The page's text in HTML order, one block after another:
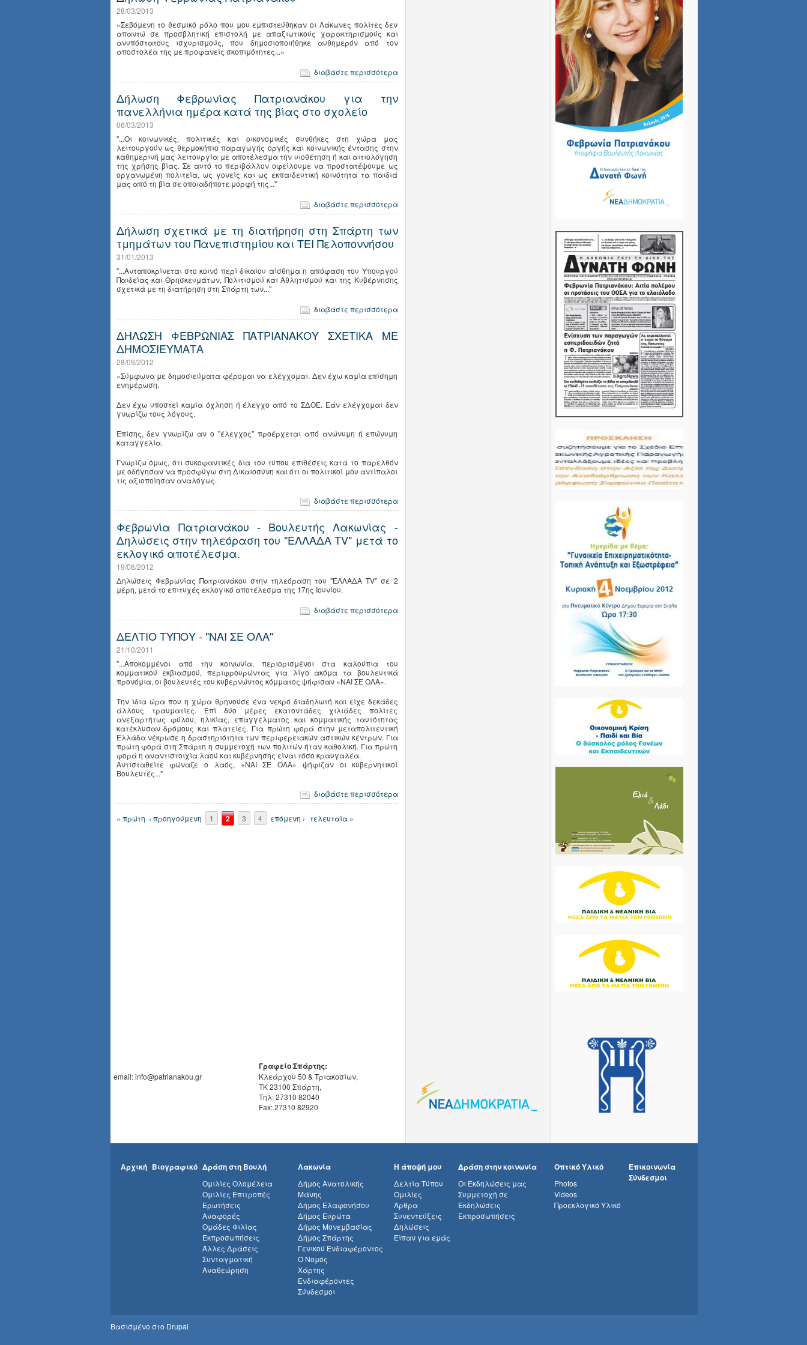
28/03/2013
«Σεβόμενη το θεσμικό ρόλο που μου εμπιστεύθηκαν οι Λάκωνες πολίτες δεν
απαντώ σε προσβλητική επιστολή με απαξιωτικούς χαρακτηρισμούς και
ανυπόστατους ισχυρισμούς, που δημοσιοποιήθηκε αυθημερόν από τον
αποστολέα της με προφανείς σκοπιμότητες...»
διαβάστε περισσότερα
Δήλωση Φεβρωνίας Πατριανάκου για την
πανελλήνια ημέρα κατά της βίας στο σχολείο
06/03/2013
"...Οι κοινωνικές, πολιτικές και οικονομικές συνθήκες στη χώρα μας
λειτουργούν ως θερμοκήπιο παραγωγής οργής και κοινωνικής έντασης στην
καθημερινή μας λειτουργία με αποτέλεσμα την υιοθέτηση ή και αιτιολόγηση
της χρήσης βίας. Σε αυτό το περιβάλλον οφείλουμε να προστατέψουμε ως
οργανωμένη πολιτεία, ως γονείς και ως εκπαιδευτική κοινότητα τα παιδιά
μας από τη βία σε οποιαδήποτε μορφή της..."
διαβάστε περισσότερα
Δήλωση σχετικά με τη διατήρηση στη Σπάρτη των
τμημάτων του Πανεπιστημίου και ΤΕΙ Πελοποννήσου
31/01/2013
"...Ανταποκρίνεται στο κοινό περί δικαίου αίσθημα η απόφαση του Υπουργού
Παιδείας και Θρησκευμάτων, Πολιτισμού και Αθλητισμού και της Κυβέρνησης
σχετικά με τη διατήρηση στη Σπάρτη των..."
διαβάστε περισσότερα
ΔΗΛΩΣΗ ΦΕΒΡΩΝΙΑΣ ΠΑΤΡΙΑΝΑΚΟΥ ΣΧΕΤΙΚΑ ΜΕ
ΔΗΜΟΣΙΕΥΜΑΤΑ
28/09/2012
«Σύμφωνα με δημοσιεύματα φέρομαι να ελέγχομαι. Δεν έχω καμία επίσημη
ενημέρωση.
Δεν έχω υποστεί καμία όχληση ή έλεγχο από το ΣΔΟΕ. Εάν ελέγχομαι δεν
γνωρίζω τους λόγους.
Επίσης, δεν γνωρίζω αν ο "έλεγχος" προέρχεται από ανώνυμη ή επώνυμη
καταγγελία.
Γνωρίζω όμως, ότι συκοφαντικές δια του τύπου επιθέσεις κατά το παρελθόν
με οδήγησαν να προσφύγω στη Δικαιοσύνη και ότι οι πολιτικοί μου αντίπαλοι
τις αξιοποίησαν αναλόγως.
διαβάστε περισσότερα
Φεβρωνία Πατριανάκου - Βουλευτής Λακωνίας -
Δηλώσεις στην τηλεόραση του "ΕΛΛΑΔΑ TV" μετά το
εκλογικό αποτέλεσμα.
19/06/2012
Δηλώσεις Φεβρωνίας Πατριανάκου στην τηλεόραση του "ΕΛΛΑΔΑ TV" σε 2
μέρη, μετά το επιτυχές εκλογικό αποτέλεσμα της 17ης Ιουνίου.
διαβάστε περισσότερα
ΔΕΛΤΙΟ ΤΥΠΟΥ - "ΝΑΙ ΣΕ ΟΛΑ"
21/10/2011
"...Αποκομμένοι από την κοινωνία, περιορισμένοι στα καλούπια του
κομματικού εκβιασμού, περιφρουρώντας για λίγο ακόμα τα βουλευτικά
προνόμια, οι βουλευτές του κυβερνώντος κόμματος ψήφισαν «ΝΑΙ ΣΕ ΟΛΑ».
Την ίδια ώρα που η χώρα θρηνούσε ένα νεκρό διαδηλωτή και είχε δεκάδες
άλλους τραυματίες. Επί δύο μέρες εκατοντάδες χιλιάδες πολίτες
ανεξαρτήτως φύλου, ηλικίας, επαγγέλματος και κομματικής ταυτότητας
κατέκλυσαν δρόμους και πλατείες. Για πρώτη φορά στην μεταπολιτευτική
Ελλάδα νέκρωσε η δραστηριότητα των περιφερειακών αστικών κέντρων. Για
πρώτη φορά στη Σπάρτη η συμμετοχή των πολιτών ήταν καθολική. Για πρώτη
φορά η αναντιστοιχία λαού και κυβέρνησης είναι τόσο κραυγαλέα.
Αντισταθείτε φώναζε ο λαός, «ΝΑΙ ΣΕ ΟΛΑ» ψήφιζαν οι κυβερνητικοί
Βουλευτές..."
διαβάστε περισσότερα
Σελίδες
« πρώτη ‹ προηγούμενη 1 2 3 4 επόμενη › τελευταία »
email: info@patrianakou.gr
Γραφείο Σπάρτης:
Κλεάρχου 50 & Τριακοσίων,
ΤΚ 23100 Σπάρτη,
Τηλ: 27310 82040
Fax: 27310 82920
Αρχική Βιογραφικό Δράση στη Βουλή
Ομιλίες Ολομέλεια
Ομιλίες Επιτροπές
Ερωτήσεις
Αναφορές
Ομάδες Φιλίας
Εκπροσωπήσεις
Άλλες Δράσεις
Συνταγματική
Αναθεώρηση
Λακωνία
Δήμος Ανατολικής
Μάνης
Δήμος Ελαφονήσου
Δήμος Ευρώτα
Δήμος Μονεμβασίας
Δήμος Σπάρτης
Γενικού Ενδιαφέροντος
Ο Νομός
Χάρτης
Ενδιαφέροντες
Σύνδεσμοι
Η άποψή μου
Δελτία Τύπου
Ομιλίες
Άρθρα
Συνεντεύξεις
Δηλώσεις
Είπαν για εμάς
Δράση στην κοινωνία
Οι Εκδηλώσεις μας
Συμμετοχή σε
Εκδηλώσεις
Εκπροσωπήσεις
Οπτικό Υλικό
Photos
Videos
Προεκλογικό Υλικό
Επικοινωνία
Σύνδεσμοι
Βασισμένο στο Drupal